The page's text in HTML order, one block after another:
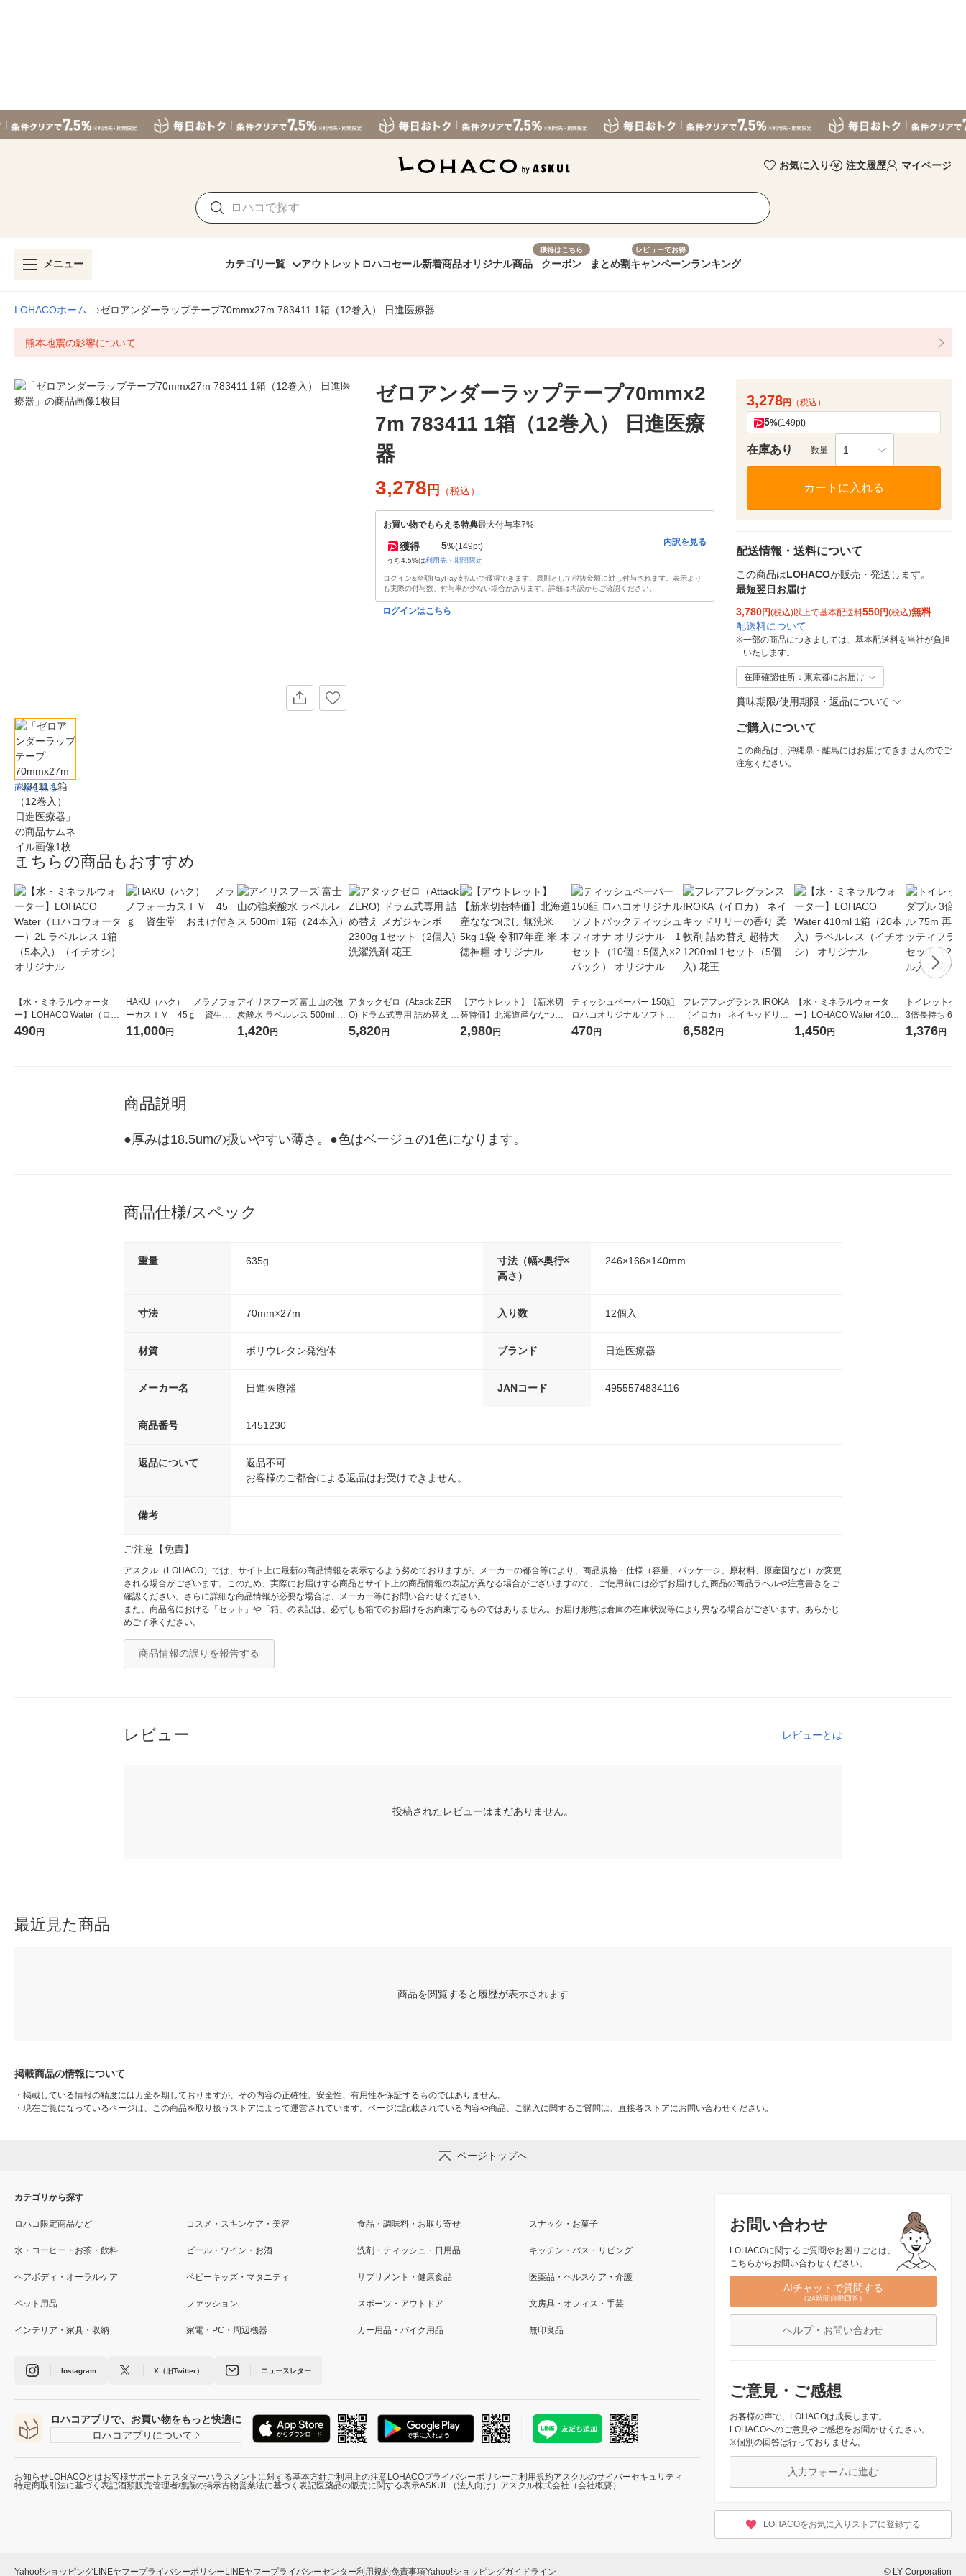
お気に入り 注文履歴 マイページ
メニュー カテゴリ一覧 アウトレット ロハコセール新着商品オリジナル商品
獲得はこちら
クーポン まとめ割
レビューでお得
キャンペーンランキング
LOHACOホーム ゼロアンダーラップテープ70mmx27m 783411 1箱（12巻入） 日進医療器
熊本地震の影響について
画像を見る
ゼロアンダーラップテープ70mmx2
7m 783411 1箱（12巻入） 日進医療
器
3,278 円 （税込）
お買い物でもらえる特典最大付与率7%
獲得 5%(149pt)
うち4.5%は利用先・期間限定
内訳を見る
ログイン&全額PayPay支払いで獲得できます。原則として税抜金額に対し付与されます。表示より
も実際の付与数、付与率が少ない場合があります。詳細は内訳からご確認ください。
ログインはこちら
3,278円 （税込）
5%(149pt)
在庫あり 数量 1
カートに入れる
配送情報・送料について
この商品はLOHACOが販売・発送します。
最短翌日お届け
3,780円(税込)以上で基本配送料550円(税込)無料
配送料について
※一部の商品につきましては、基本配送料を当社が負担
いたします。
在庫確認住所：東京都にお届け
賞味期限/使用期限・返品について
ご購入について
この商品は、沖縄県・離島にはお届けできませんのでご
注意ください。
こちらの商品もおすすめ
【水・ミネラルウォータ
ー】LOHACO Water（ロハ
コウォーター）2L ラベルレ
490円
HAKU（ハク） メラノフォ
ーカスＩＶ 45ｇ 資生
堂 おまけ付き
11,000円
アイリスフーズ 富士山の強
炭酸水 ラベルレス 500ml 1
箱（24本入）
1,420円
アタックゼロ（Attack ZER
O) ドラム式専用 詰め替え メ
ガジャンボ 2300g 1セット
5,820円
【アウトレット】【新米切
替特価】北海道産ななつぼ
し 無洗米 5kg 1袋 令和7年産
2,980円
ティッシュペーパー 150組
ロハコオリジナルソフトパ
ックティッシュ フィオナ オ
470円
フレアフレグランス IROKA
（イロカ） ネイキッドリリ
ーの香り 柔軟剤 詰め替え 超
6,582円
【水・ミネラルウォータ
ー】LOHACO Water 410ml
1箱（20本入）ラベルレス
1,450円
トイレットペ
3倍長持ち 6ロール
紙配合 スコッ
1,376円
商品説明
●厚みは18.5umの扱いやすい薄さ。●色はベージュの1色になります。
商品仕様/スペック
重量 635g
寸法（幅×奥行×
高さ）
246×166×140mm
寸法 70mm×27m 入り数 12個入
材質 ポリウレタン発泡体 ブランド 日進医療器
メーカー名 日進医療器 JANコード 4955574834116
商品番号 1451230
返品について
返品不可
お客様のご都合による返品はお受けできません。
備考
ご注意【免責】
アスクル（LOHACO）では、サイト上に最新の商品情報を表示するよう努めておりますが、メーカーの都合等により、商品規格・仕様（容量、パッケージ、原材料、原産国など）が変更
される場合がございます。このため、実際にお届けする商品とサイト上の商品情報の表記が異なる場合がございますので、ご使用前には必ずお届けした商品の商品ラベルや注意書きをご
確認ください。さらに詳細な商品情報が必要な場合は、メーカー等にお問い合わせください。
また、商品名における「セット」や「箱」の表記は、必ずしも箱でのお届けをお約束するものではありません。お届け形態は倉庫の在庫状況等により異なる場合がございます。あらかじ
めご了承ください。
商品情報の誤りを報告する
レビュー レビューとは
投稿されたレビューはまだありません。
最近見た商品
商品を閲覧すると履歴が表示されます
掲載商品の情報について
・ 掲載している情報の精度には万全を期しておりますが、その内容の正確性、安全性、有用性を保証するものではありません。
・ 現在ご覧になっているページは、この商品を取り扱うストアによって運営されています。ページに記載されている内容や商品、ご購入に関するご質問は、直接各ストアにお問い合わせください。
ページトップへ
お問い合わせ
LOHACOに関するご質問やお困りごとは、
こちらからお問い合わせください。
AIチャットで質問する
（24時間自動回答）
ヘルプ・お問い合わせ
ご意見・ご感想
お客様の声で、LOHACOは成長します。
LOHACOへのご意見やご感想をお聞かせください。
※個別の回答は行っておりません。
入力フォームに進む
LOHACOをお気に入りストアに登録する
カテゴリから探す
ロハコ限定商品など コスメ・スキンケア・美容 食品・調味料・お取り寄せ スナック・お菓子
水・コーヒー・お茶・飲料 ビール・ワイン・お酒 洗剤・ティッシュ・日用品 キッチン・バス・リビング
ヘアボディ・オーラルケア ベビーキッズ・マタニティ サプリメント・健康食品 医薬品・ヘルスケア・介護
ペット用品 ファッション スポーツ・アウトドア 文房具・オフィス・手芸
インテリア・家具・収納 家電・PC・周辺機器 カー用品・バイク用品 無印良品
Instagram X（旧Twitter） ニュースレター
ロハコアプリで、お買い物をもっと快適に
ロハコアプリについて
お知らせLOHACOとはお客様サポート カスタマーハラスメントに対する基本方針ご利用上の注意LOHACOプライバシーポリシーご利用規約アスクルのサイバーセキュリティ
特定商取引法に基づく表記酒類販売管理者標識の掲示古物営業法に基づく表記医薬品の販売に関する表示ASKUL（法人向け） アスクル株式会社（会社概要）
Yahoo!ショッピングLINEヤフープライバシーポリシー LINEヤフープライバシーセンター利用規約免責事項Yahoo!ショッピングガイドライン © LY Corporation